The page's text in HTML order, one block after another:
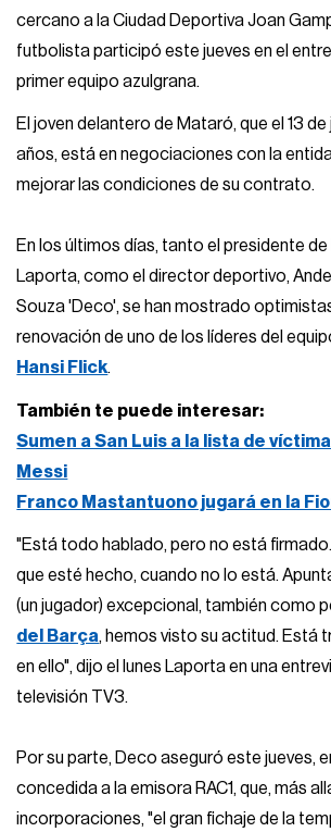
cercano a la Ciudad Deportiva Joan
futbolista participó este jueves en el
primer equipo azulgrana.
El joven delantero de Mataró, que el 13 de
años, está en negociaciones con la
mejorar las condiciones de su contrato.
En los últimos días, tanto el presidente
Laporta, como el director deportivo,
Souza 'Deco', se han mostrado
renovación de uno de los líderes del
Hansi Flick.
También te puede interesar:
Sumen a San Luis a la lista de
Messi
Franco Mastantuono jugará en la
"Está todo hablado, pero no está
que esté hecho, cuando no lo está.
(un jugador) excepcional, también como
del Barça, hemos visto su actitud. Está
en ello", dijo el lunes Laporta en una
televisión TV3.
Por su parte, Deco aseguró este jueves,
concedida a la emisora RAC1, que, más
incorporaciones, "el gran fichaje de la